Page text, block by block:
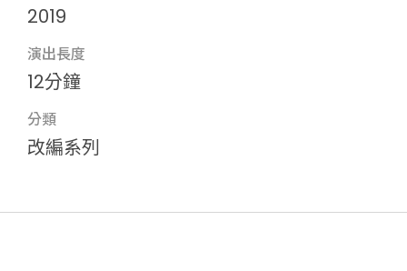
2019
演出長度
12分鐘
分類
改編系列